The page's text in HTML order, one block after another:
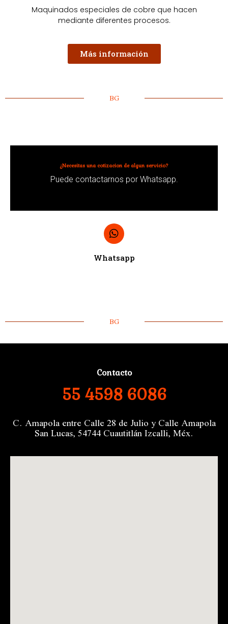
Maquinados especiales de cobre que hacen
mediante diferentes procesos.
Más información
BG
¿Necesitas una cotizacion de algun servicio?
Puede contactarnos por Whatsapp.
Whatsapp
BG
Contacto
55 4598 6086
C. Amapola entre Calle 28 de Julio y Calle Amapola
San Lucas, 54744 Cuautitlán Izcalli, Méx.